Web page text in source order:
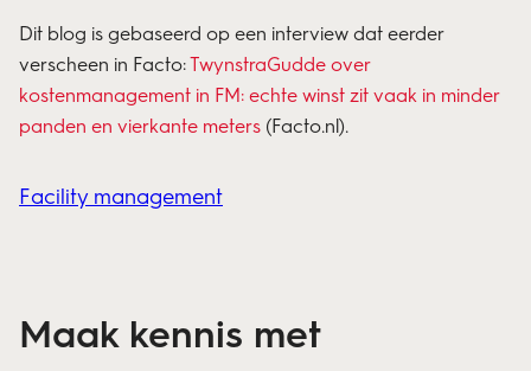
Dit blog is gebaseerd op een interview dat eerder
verscheen in Facto:TwynstraGudde over
kostenmanagement in FM: echte winst zit vaak in minder
panden en vierkante meters (Facto.nl).
Facility management
Maak kennis met